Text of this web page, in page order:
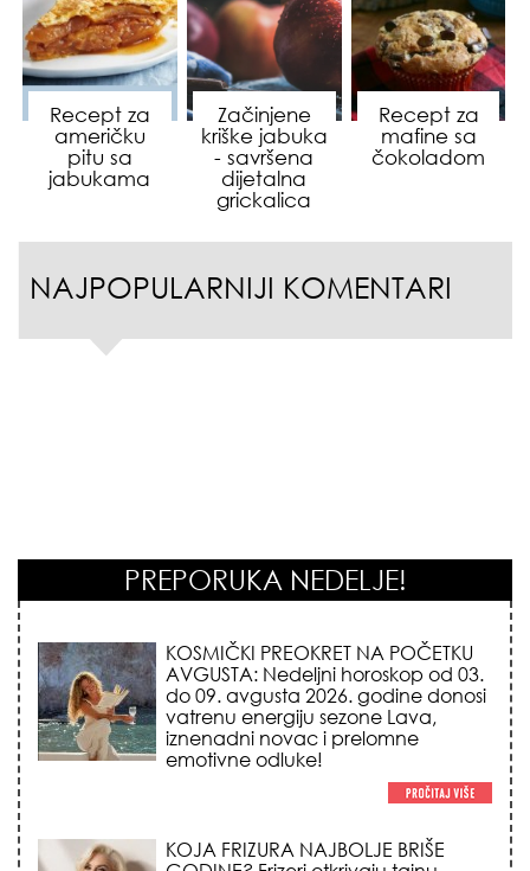
Recept za
američku
pitu sa
jabukama
Začinjene
kriške jabuka
- savršena
dijetalna
grickalica
Recept za
mafine sa
čokoladom
NAJPOPULARNIJI KOMENTARI
PREPORUKA NEDELJE!
KOJA FRIZURA NAJBOLJE BRIŠE
GODINE? Frizeri otkrivaju tajnu
frizure koja omekšava crte lica i
skida godine u jednom potezu!
NEMA VIŠE IZGOVORA ZA
detalja iz JYSK-a koji trenutno